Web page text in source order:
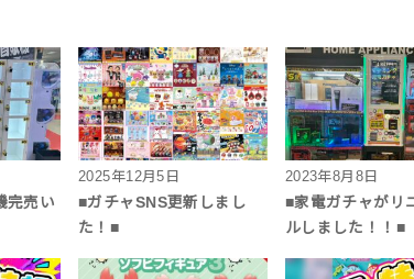
完売い
2025年12月5日
■ガチャSNS更新しまし
た！■
2023年8月8日
■家電ガチャがリ
ルしました！！■